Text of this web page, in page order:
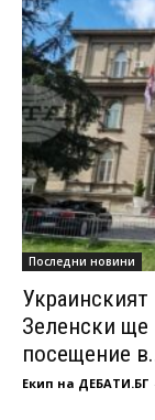
Последни новини
Зеленски ще
посещение
Екип на ДЕБАТИ.БГ